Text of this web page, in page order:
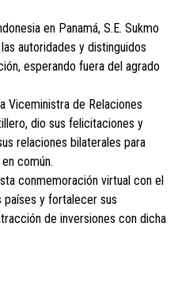
en Panamá, S.E. Sukmo
autoridades y distinguidos
esperando fuera del agrado
Viceministra de Relaciones
dio sus felicitaciones y
relaciones bilaterales para
común.
conmemoración virtual con el
y fortalecer sus
de inversiones con dicha